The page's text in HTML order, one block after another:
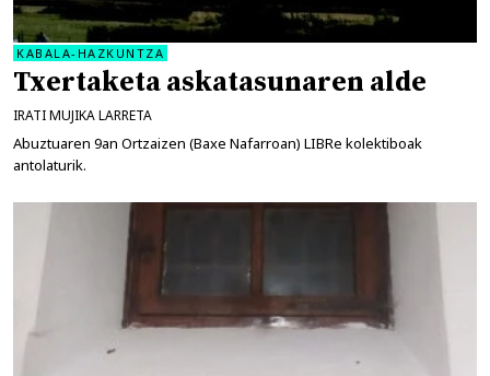
KABALA-HAZKUNTZA
Txertaketa askatasunaren alde
IRATI MUJIKA LARRETA
Abuztuaren 9an Ortzaizen (Baxe Nafarroan) LIBRe kolektiboak
antolaturik.